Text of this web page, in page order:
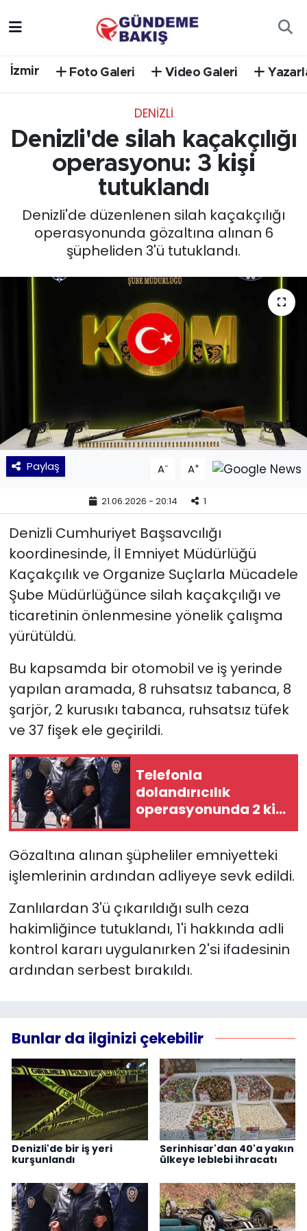
İzmir Foto Galeri Video Galeri
DENIZLI
Denizli'de silah kaçakçılığı
operasyonu: 3 kişi
tutuklandı
Denizli'de düzenlenen silah kaçakçılığı
operasyonunda gözaltına alınan 6
şüpheliden 3'ü tutuklandı.
Paylaş A- A+
21.06.2026 - 20:14 1
Denizli Cumhuriyet Başsavcılığı
koordinesinde, İl Emniyet Müdürlüğü
Kaçakçılık ve Organize Suçlarla Mücadele
Şube Müdürlüğünce silah kaçakçılığı ve
ticaretinin önlenmesine yönelik çalışma
yürütüldü.
Bu kapsamda bir otomobil ve iş yerinde
yapılan aramada, 8 ruhsatsız tabanca, 8
şarjör, 2 kurusıkı tabanca, ruhsatsız tüfek
ve 37 fişek ele geçirildi.
Telefonla
dolandırıcılık
operasyonunda 2 kişi
tutuklandı
Gözaltına alınan şüpheliler emniyetteki
işlemlerinin ardından adliyeye sevk edildi.
Zanlılardan 3'ü çıkarıldığı sulh ceza
hakimliğince tutuklandı, 1'i hakkında adli
kontrol kararı uygulanırken 2'si ifadesinin
ardından serbest bırakıldı.
Bunlar da ilginizi çekebilir
Denizli'de bir iş yeri
kurşunlandı
Serinhisar'dan 40'a yakın
ülkeye leblebi ihracatı
EGE
EKONOMİ
English News
KÜLTÜR SANAT
MAGAZİN
SAĞLIK
Siyaset
TEKNOLOJİ
Yaşam
YEREL POLİTİKA
Yurt
Süper Lig Puan Durumu ve Fikstür
Tüm Manşetler
Son Dakika Haberleri
Haber Arşivi